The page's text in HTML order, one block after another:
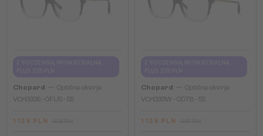
Chopard
Optična okvirja
VCH333S - 0FUS - 55
1 139 PLN
Chopard
Optična okvirja
VCH333W - 0D78 - 55
1 139 PLN